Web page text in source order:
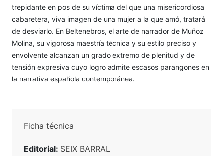
trepidante en pos de su víctima del que una misericordiosa
cabaretera, viva imagen de una mujer a la que amó, tratará
de desviarlo. En Beltenebros, el arte de narrador de Muñoz
Molina, su vigorosa maestría técnica y su estilo preciso y
envolvente alcanzan un grado extremo de plenitud y de
tensión expresiva cuyo logro admite escasos parangones en
la narrativa española contemporánea.
Ficha técnica
Editorial: SEIX BARRAL